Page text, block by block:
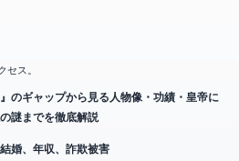
セス。
のギャップから見る人物像・功績・皇帝に
謎までを徹底解説
婚、年収、詐欺被害